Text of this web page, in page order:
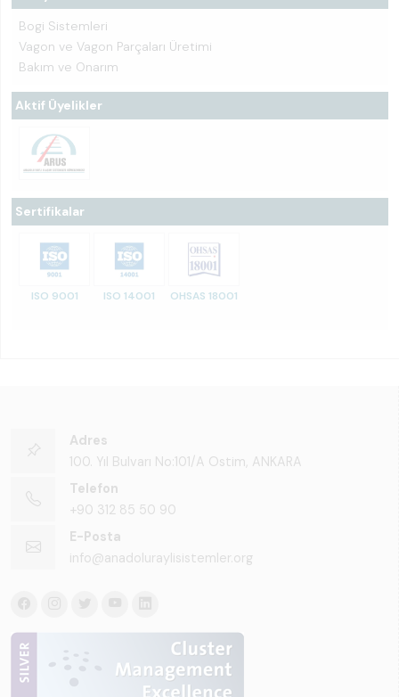
Bogi Sistemleri
Vagon ve Vagon Parçaları Üretimi
Bakım ve Onarım
Aktif Üyelikler
Sertifikalar
ISO 9001 ISO 14001 OHSAS 18001
Adres
100. Yıl Bulvarı No:101/A Ostim, ANKARA
Telefon
+90 312 85 50 90
E-Posta
info@anadoluraylisistemler.org